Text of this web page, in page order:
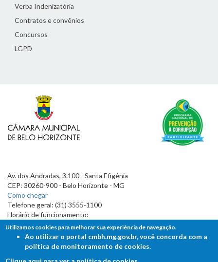
Verba Indenizatória
Contratos e convênios
Concursos
LGPD
Av. dos Andradas, 3.100 - Santa Efigênia
CEP: 30260-900 - Belo Horizonte - MG
Como chegar
Telefone geral: (31) 3555-1100
Horário de funcionamento:
7h às 19h
Utilizamos cookies para melhorar sua experiência de navegação.
Ao utilizar o portal cmbh.mg.gov.br, você concorda com a
política de monitoramento de cookies.